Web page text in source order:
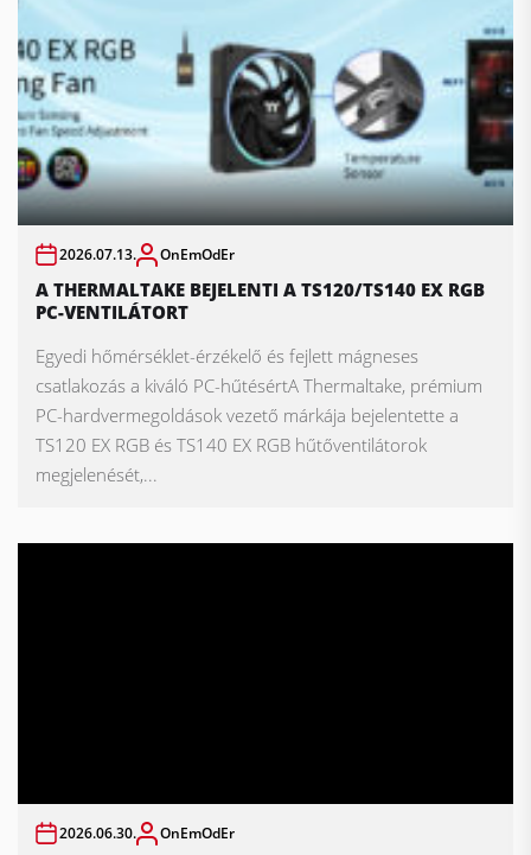
2026.07.13. OnEmOdEr
A THERMALTAKE BEJELENTI A TS120/TS140 EX RGB
PC-VENTILÁTORT
Egyedi hőmérséklet-érzékelő és fejlett mágneses
csatlakozás a kiváló PC-hűtésértA Thermaltake, prémium
PC-hardvermegoldások vezető márkája bejelentette a
TS120 EX RGB és TS140 EX RGB hűtőventilátorok
megjelenését,...
2026.06.30. OnEmOdEr